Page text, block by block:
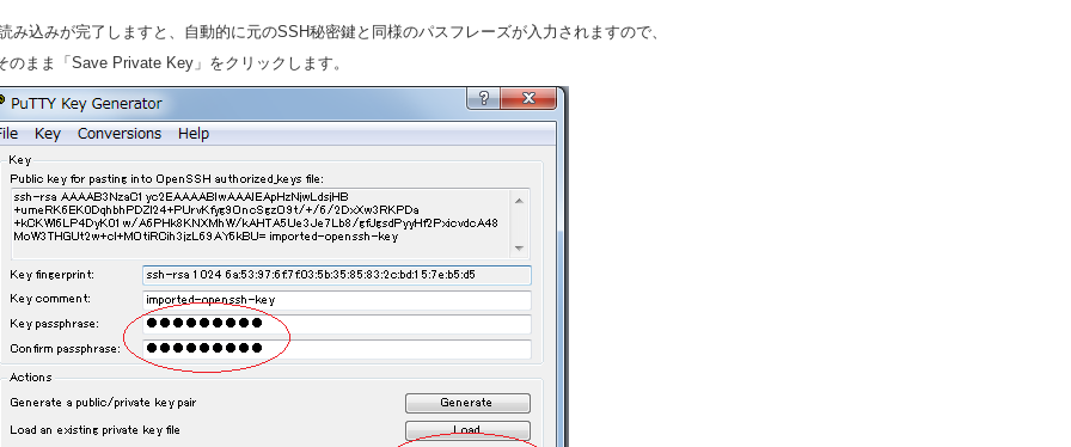
み込みが完了しますと、自動的に元のSSH秘密鍵と同様のパスフレーズが入力されますので、
まま「Save Private Key」をクリックします。